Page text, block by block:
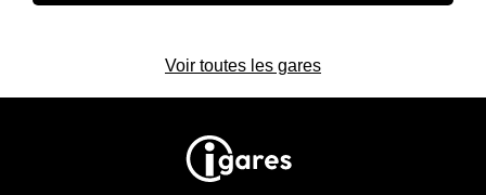
Voir toutes les gares